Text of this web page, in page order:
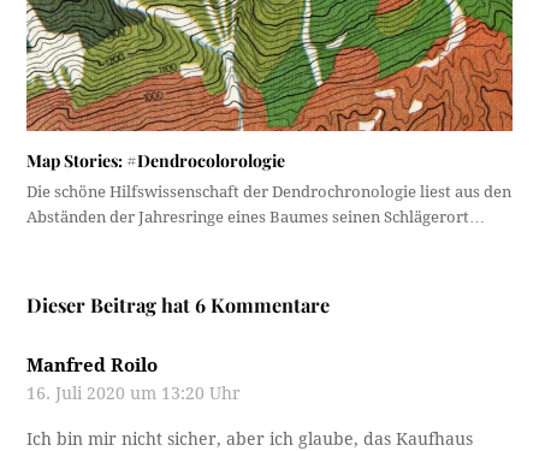
Map Stories: #Dendrocolorologie
Die schöne Hilfswissenschaft der Dendrochronologie liest aus den
Abständen der Jahresringe eines Baumes seinen Schlägerort…
Dieser Beitrag hat 6 Kommentare
Manfred Roilo
16. Juli 2020 um 13:20 Uhr
Ich bin mir nicht sicher, aber ich glaube, das Kaufhaus